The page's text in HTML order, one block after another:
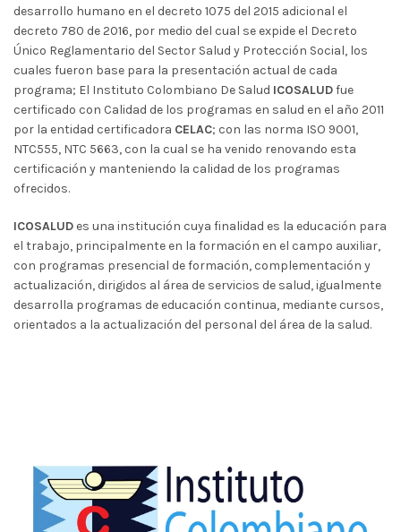
desarrollo humano en el decreto 1075 del 2015 adicional el
decreto 780 de 2016, por medio del cual se expide el Decreto
Único Reglamentario del Sector Salud y Protección Social, los
cuales fueron base para la presentación actual de cada
programa; El Instituto Colombiano De Salud ICOSALUDfue
certificado con Calidad de los programas en salud en el año 2011
por la entidad certificadora CELAC; con las norma ISO 9001,
NTC555, NTC 5663, con la cual se ha venido renovando esta
certificación y manteniendo la calidad de los programas
ofrecidos.
ICOSALUD es una institución cuya finalidad es la educación para
el trabajo, principalmente en la formación en el campo auxiliar,
con programas presencial de formación, complementación y
actualización, dirigidos al área de servicios de salud, igualmente
desarrolla programas de educación continua, mediante cursos,
orientados a la actualización del personal del área de la salud.